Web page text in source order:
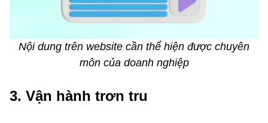
Nội dung trên website cần thể hiện được chuyên
môn của doanh nghiệp
3. Vận hành trơn tru